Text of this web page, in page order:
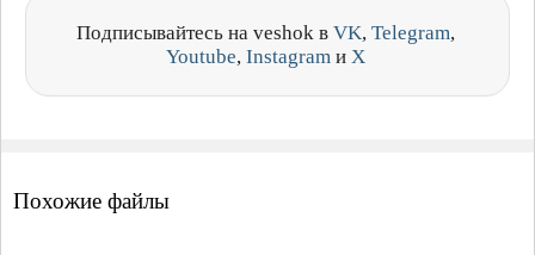
Подписывайтесь на veshok в VK, Telegram,
Youtube, Instagram и X
Похожие файлы